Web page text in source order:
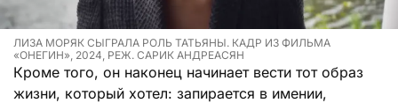
ЛИЗА МОРЯК СЫГРАЛА РОЛЬ ТАТЬЯНЫ. КАДР ИЗ ФИЛЬМА
«ОНЕГИН», 2024, РЕЖ. САРИК АНДРЕАСЯН
Кроме того, он наконец начинает вести тот образ
жизни, который хотел: запирается в имении,